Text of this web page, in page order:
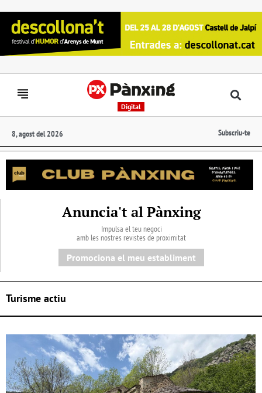
Digital
8, agost del 2026 Subscriu-te
Anuncia't al Pànxing
Impulsa el teu negoci
amb les nostres revistes de proximitat
Promociona el meu establiment
Turisme actiu